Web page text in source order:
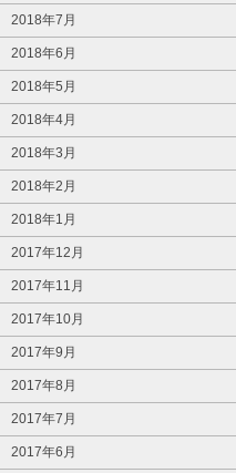
2018年7月
2018年6月
2018年5月
2018年4月
2018年3月
2018年2月
2018年1月
2017年12月
2017年11月
2017年10月
2017年9月
2017年8月
2017年7月
2017年6月